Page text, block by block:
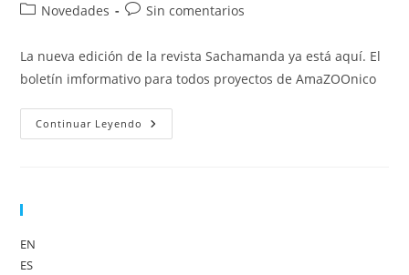
Novedades Sin comentarios
La nueva edición de la revista Sachamanda ya está aquí. El
boletín imformativo para todos proyectos de AmaZOOnico
Continuar Leyendo
EN
ES